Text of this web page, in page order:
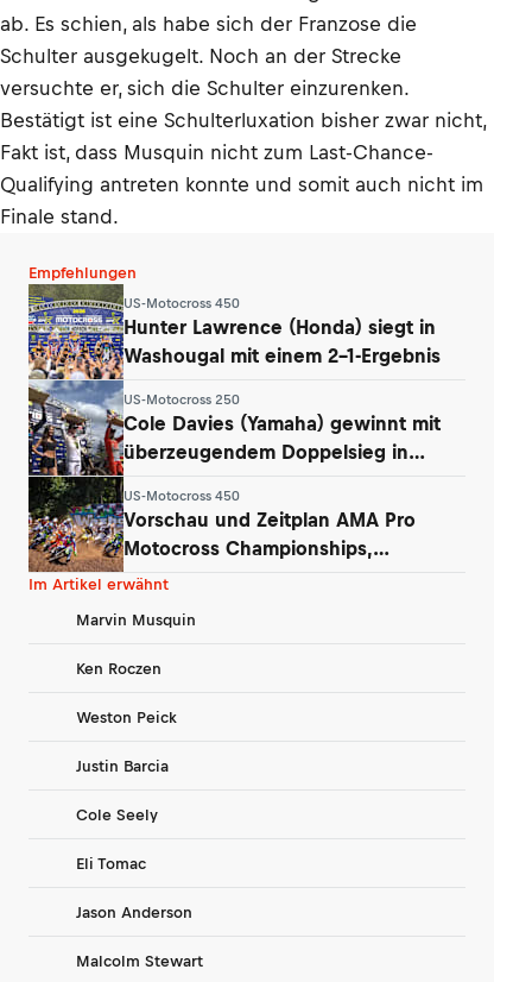
ab. Es schien, als habe sich der Franzose die
Schulter ausgekugelt. Noch an der Strecke
versuchte er, sich die Schulter einzurenken.
Bestätigt ist eine Schulterluxation bisher zwar nicht,
Fakt ist, dass Musquin nicht zum Last-Chance-
Qualifying antreten konnte und somit auch nicht im
Finale stand.
Empfehlungen
US-Motocross 450
Hunter Lawrence (Honda) siegt in
Washougal mit einem 2-1-Ergebnis
US-Motocross 250
Cole Davies (Yamaha) gewinnt mit
überzeugendem Doppelsieg in
US-Motocross 450
Vorschau und Zeitplan AMA Pro
Motocross Championships,
Washougal
Im Artikel erwähnt
Marvin Musquin
Ken Roczen
Weston Peick
Justin Barcia
Cole Seely
Eli Tomac
Jason Anderson
Malcolm Stewart